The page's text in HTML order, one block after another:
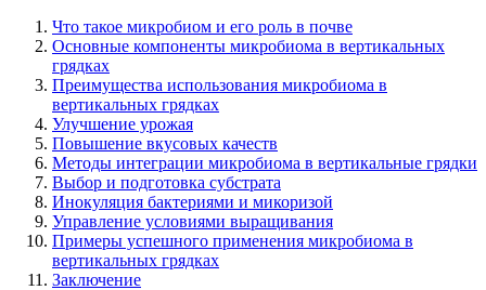
Что такое микробиом и его роль в почве
Основные компоненты микробиома в вертикальных
грядках
Преимущества использования микробиома в
вертикальных грядках
Улучшение урожая
Повышение вкусовых качеств
Методы интеграции микробиома в вертикальные грядки
Выбор и подготовка субстрата
Инокуляция бактериями и микоризой
Управление условиями выращивания
Примеры успешного применения микробиома в
вертикальных грядках
Заключение